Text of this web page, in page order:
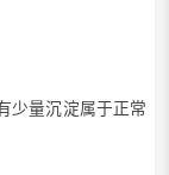
少量沉淀属于正常